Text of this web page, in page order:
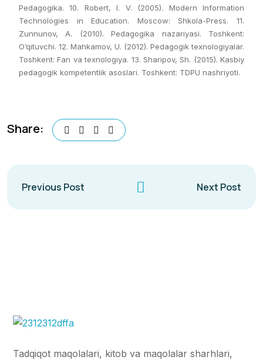
Pedagogika. 10. Robert, I. V. (2005). Modern Information
Technologies in Education. Moscow: Shkola-Press. 11.
Zunnunov, A. (2010). Pedagogika nazariyasi. Toshkent:
O‘qituvchi. 12. Mahkamov, U. (2012). Pedagogik texnologiyalar.
Toshkent: Fan va texnologiya. 13. Sharipov, Sh. (2015). Kasbiy
pedagogik kompetentlik asoslari. Toshkent: TDPU nashriyoti.
Share:
Previous Post Next Post
Tadqiqot maqolalari, kitob va maqolalar sharhlari,